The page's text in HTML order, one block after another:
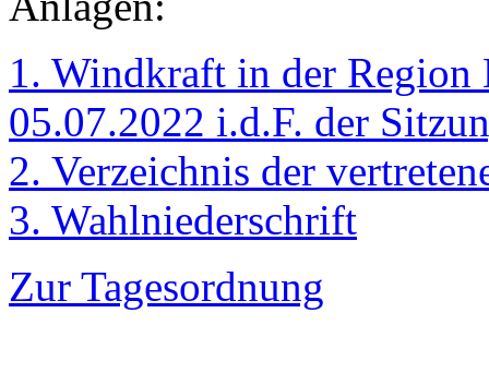
1. Windkraft in der Region
05.07.2022 i.d.F. der
2. Verzeichnis der
3. Wahlniederschrift
Zur Tagesordnung